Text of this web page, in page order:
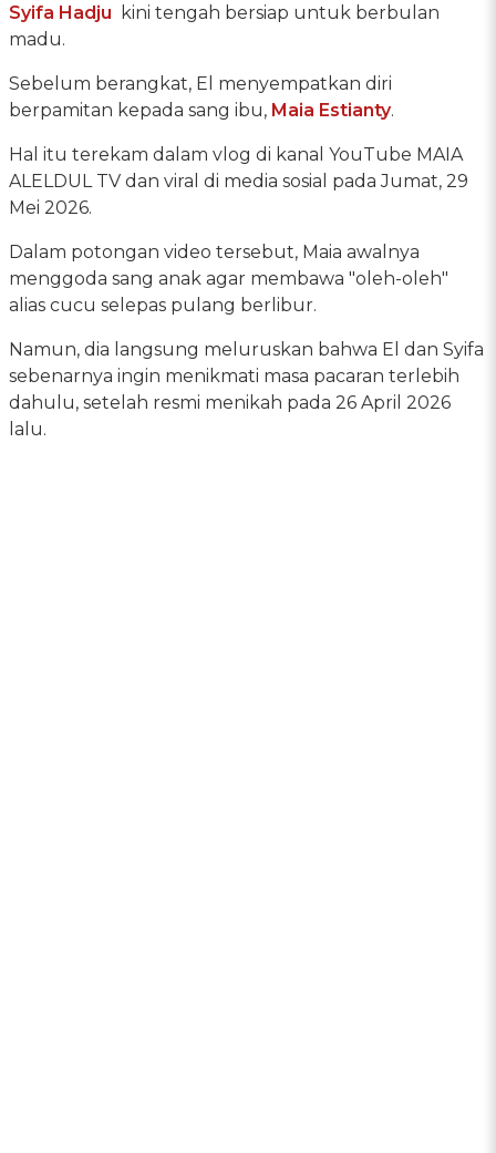
Syifa Hadju kini tengah bersiap untuk berbulan
madu.
Sebelum berangkat, El menyempatkan diri
berpamitan kepada sang ibu, Maia Estianty.
Hal itu terekam dalam vlog di kanal YouTube MAIA
ALELDUL TV dan viral di media sosial pada Jumat, 29
Mei 2026.
Dalam potongan video tersebut, Maia awalnya
menggoda sang anak agar membawa "oleh-oleh"
alias cucu selepas pulang berlibur.
Namun, dia langsung meluruskan bahwa El dan Syifa
sebenarnya ingin menikmati masa pacaran terlebih
dahulu, setelah resmi menikah pada 26 April 2026
lalu.